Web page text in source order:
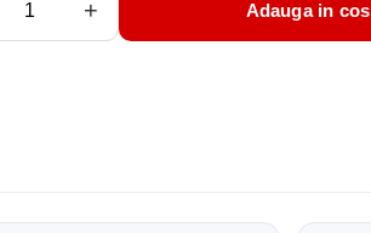
+ Adauga in cos